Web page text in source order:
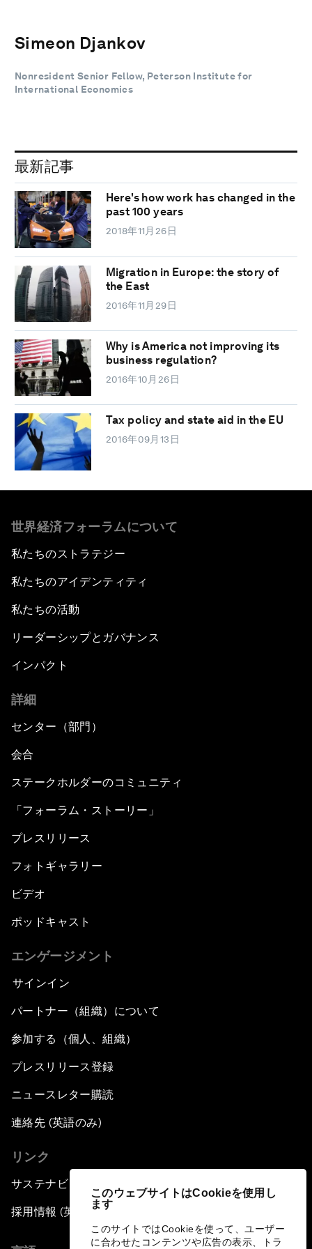
このウェブサイトはCookieを使用し
ます
このサイトではCookieを使って、ユーザー
に合わせたコンテンツや広告の表示、トラ
Simeon Djankov
Nonresident Senior Fellow, Peterson Institute for
International Economics
最新記事
Here's how work has changed in the
past 100 years
2018年11月26日
Migration in Europe: the story of
the East
2016年11月29日
Why is America not improving its
business regulation?
2016年10月26日
Tax policy and state aid in the EU
2016年09月13日
世界経済フォーラムについて
私たちのストラテジー
私たちのアイデンティティ
私たちの活動
リーダーシップとガバナンス
インパクト
詳細
センター（部門）
会合
ステークホルダーのコミュニティ
「フォーラム・ストーリー」
プレスリリース
フォトギャラリー
ビデオ
ポッドキャスト
エンゲージメント
サインイン
パートナー（組織）について
参加する（個人、組織）
プレスリリース登録
ニュースレター購読
連絡先 (英語のみ)
リンク
サステナビリティへの取り組み
採用情報 (英語のみ)